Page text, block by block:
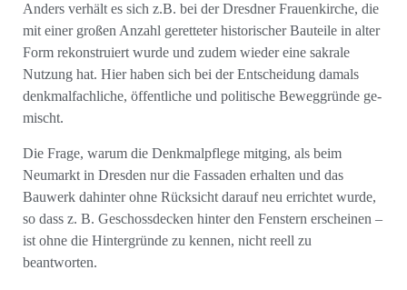
Anders verhält es sich z.B. bei der Dresdner Frauenkirche, die
mit einer großen Anzahl geretteter historischer Bauteile in alter
Form rekonstruiert wurde und zudem wieder eine sakrale
Nutzung hat. Hier haben sich bei der Entscheidung damals
denkmalfachliche, öffentliche und politische Beweg­gründe ge­
mischt.
Die Frage, warum die Denkmalpflege mitging, als beim
Neumarkt in Dresden nur die Fassaden er­halten und das
Bauwerk da­hinter ohne Rücksicht darauf neu errichtet wurde,
so dass z. B. Ge­schossdecken hinter den Fenstern er­scheinen –
ist ohne die Hintergründe zu kennen, nicht reell zu
beantworten.